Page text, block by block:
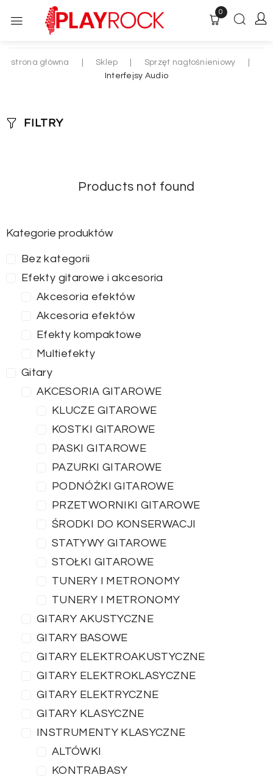
0
strona główna Sklep Sprzęt nagłośnieniowy
Interfejsy Audio
FILTRY
Kategorie produktów
Bez kategorii
Efekty gitarowe i akcesoria
Akcesoria efektów
Akcesoria efektów
Efekty kompaktowe
Multiefekty
Gitary
AKCESORIA GITAROWE
KLUCZE GITAROWE
KOSTKI GITAROWE
PASKI GITAROWE
PAZURKI GITAROWE
PODNÓŻKI GITAROWE
PRZETWORNIKI GITAROWE
ŚRODKI DO KONSERWACJI
STATYWY GITAROWE
STOŁKI GITAROWE
TUNERY I METRONOMY
TUNERY I METRONOMY
GITARY AKUSTYCZNE
GITARY BASOWE
GITARY ELEKTROAKUSTYCZNE
GITARY ELEKTROKLASYCZNE
GITARY ELEKTRYCZNE
GITARY KLASYCZNE
INSTRUMENTY KLASYCZNE
ALTÓWKI
KONTRABASY
Products not found